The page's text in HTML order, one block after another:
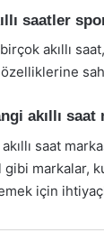
saatler
akıllı
akıllı
saat
gibi markalar,
için